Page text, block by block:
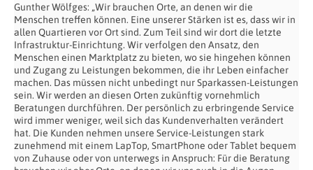
Gunther Wölfges: „Wir brauchen Orte, an denen wir die
Menschen treffen können. Eine unserer Stärken ist es, dass wir in
allen Quartieren vor Ort sind. Zum Teil sind wir dort die letzte
Infrastruktur-Einrichtung. Wir verfolgen den Ansatz, den
Menschen einen Marktplatz zu bieten, wo sie hingehen können
und Zugang zu Leistungen bekommen, die ihr Leben einfacher
machen. Das müssen nicht unbedingt nur Sparkassen-Leistungen
sein. Wir werden an diesen Orten zukünftig vornehmlich
Beratungen durchführen. Der persönlich zu erbringende Service
wird immer weniger, weil sich das Kundenverhalten verändert
hat. Die Kunden nehmen unsere Service-Leistungen stark
zunehmend mit einem LapTop, SmartPhone oder Tablet bequem
von Zuhause oder von unterwegs in Anspruch: Für die Beratung